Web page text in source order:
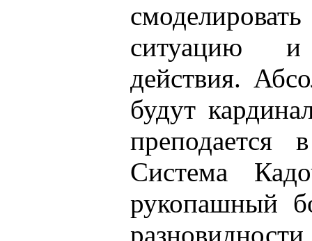
ситуацию и
действия.
будут
преподается
Система
рукопашный